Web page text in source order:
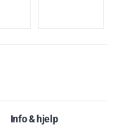
Info & hjelp